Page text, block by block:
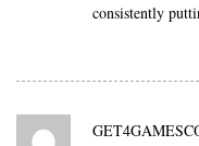
consistently